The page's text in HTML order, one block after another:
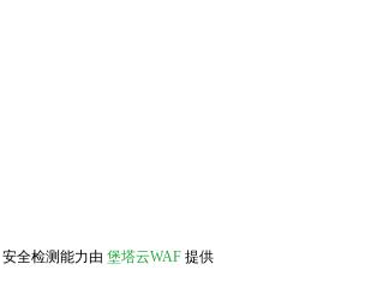
安全检测能力由 堡塔云WAF 提供